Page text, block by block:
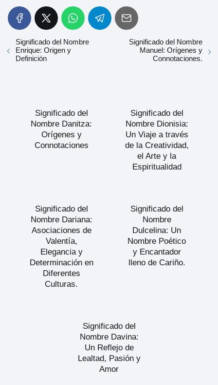
Significado del Nombre
Enrique: Origen y
Definición
Significado del Nombre
Manuel: Orígenes y
Connotaciones.
Significado del
Nombre Danitza:
Orígenes y
Connotaciones
Significado del
Nombre Dionisia:
Un Viaje a través
de la Creatividad,
el Arte y la
Espiritualidad
Significado del
Nombre Dariana:
Asociaciones de
Valentía,
Elegancia y
Determinación en
Diferentes
Culturas.
Significado del
Nombre
Dulcelina: Un
Nombre Poético
y Encantador
lleno de Cariño.
Significado del
Nombre Davina:
Un Reflejo de
Lealtad, Pasión y
Amor